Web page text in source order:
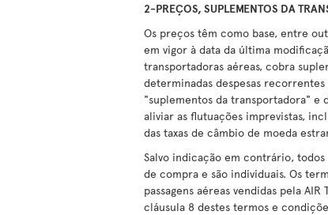
2-PREÇOS, SUPLEMENTOS DA
Os preços têm como base, entre
em vigor à data da última
transportadoras aéreas, cobra
determinadas despesas
"suplementos da transportadora" e
aliviar as flutuações imprevistas,
das taxas de câmbio de moeda
Salvo indicação em contrário,
de compra e são individuais. Os
passagens aéreas vendidas pela
cláusula 8 destes termos e